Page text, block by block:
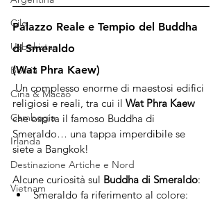
Cile
Uzbekistan
Bolivia
Cina & Macao
Cambogia
Irlanda
Destinazione Artiche e Nord
Vietnam
Palazzo Reale e Tempio del Buddha
di Smeraldo
(Wat Phra Kaew)
Un complesso enorme di maestosi edifici
religiosi e reali, tra cui il Wat Phra Kaew
che ospita il famoso Buddha di
Smeraldo… una tappa imperdibile se
siete a Bangkok!
Alcune curiosità sul Buddha di Smeraldo:
Smeraldo fa riferimento al colore: